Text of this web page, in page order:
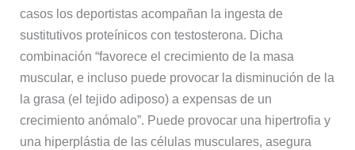
casos los deportistas acompañan la ingesta de
sustitutivos proteínicos con testosterona. Dicha
combinación “favorece el crecimiento de la masa
muscular, e incluso puede provocar la disminución de la
la grasa (el tejido adiposo) a expensas de un
crecimiento anómalo”. Puede provocar una hipertrofia y
una hiperplástia de las células musculares, asegura